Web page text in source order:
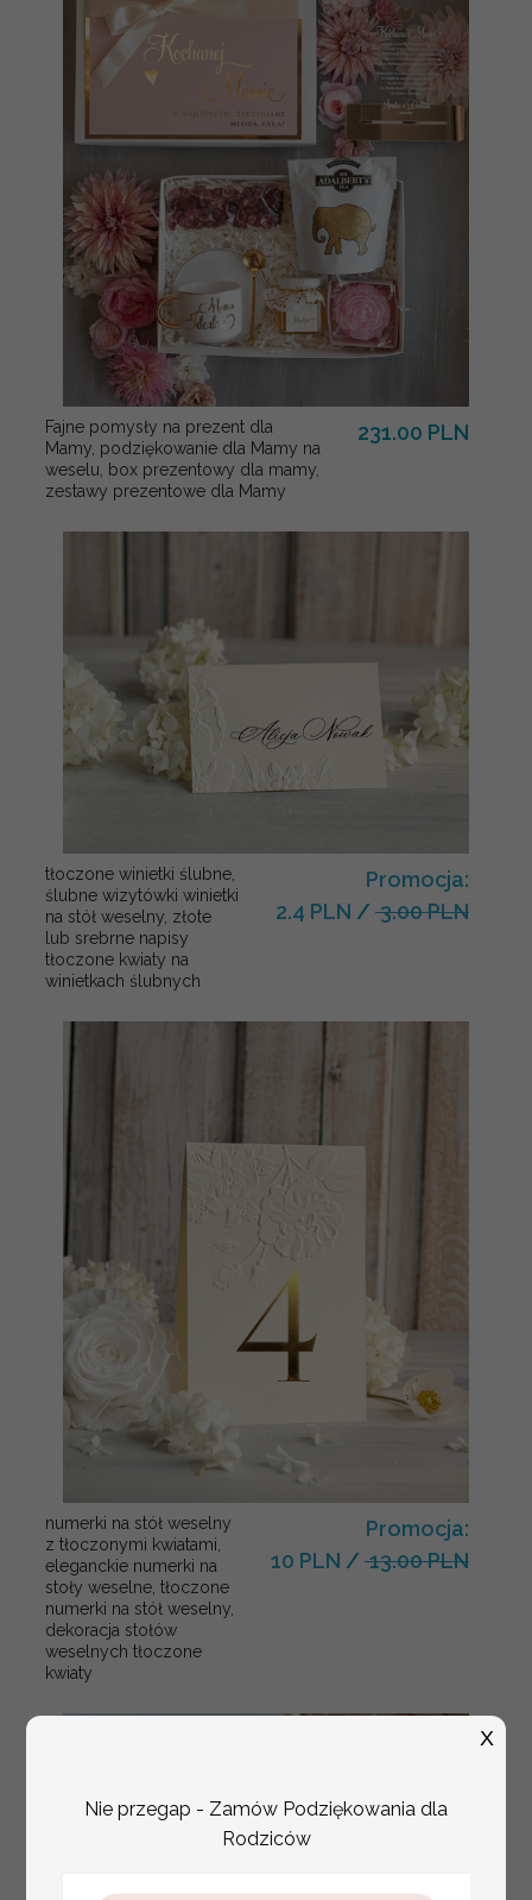
Fajne pomysły na prezent dla
Mamy, podziękowanie dla Mamy na
weselu, box prezentowy dla mamy,
zestawy prezentowe dla Mamy
231.00 PLN
tłoczone winietki ślubne,
ślubne wizytówki winietki
na stół weselny, złote
lub srebrne napisy
tłoczone kwiaty na
winietkach ślubnych
Promocja:
2.4 PLN / 3.00 PLN
numerki na stół weselny
z tłoczonymi kwiatami,
eleganckie numerki na
stoły weselne, tłoczone
numerki na stół weselny,
dekoracja stołów
weselnych tłoczone
kwiaty
Promocja:
10 PLN / 13.00 PLN
Nie przegap - Zamów Podziękowania dla
Rodziców
X